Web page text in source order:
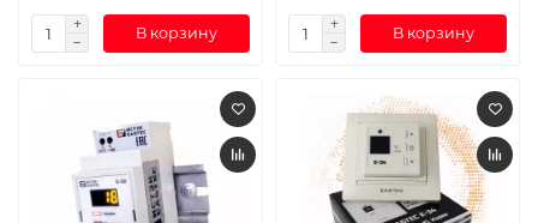
В корзину В корзину